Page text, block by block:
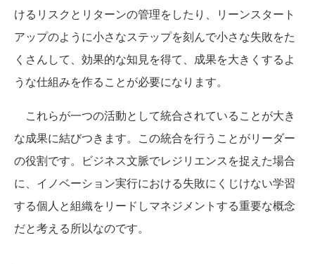
けるリスクとリターンの管理をしたり、リーンスタート
アップのように小さなステップを刻んで小さな失敗をた
くさんして、効果的な知見を得て、成果を大きくするよ
うな仕組みを作ることが必要になります。
これらが一つの活動として統合されていることが大き
な成果に結びつきます。この統合を行うことがリーダー
の役割です。ビジネス文脈でレジリエンスを捉えた場合
に、イノベーション実行における失敗にくじけない学習
する個人と組織をリードしマネジメントする重要な概念
だと考える所以なのです。